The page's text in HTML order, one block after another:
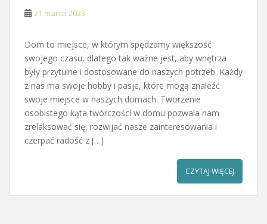
21 marca 2023
Dom to miejsce, w którym spędzamy większość
swojego czasu, dlatego tak ważne jest, aby wnętrza
były przytulne i dostosowane do naszych potrzeb. Każdy
z nas ma swoje hobby i pasje, które mogą znaleźć
swoje miejsce w naszych domach. Tworzenie
osobistego kąta twórczości w domu pozwala nam
zrelaksować się, rozwijać nasze zainteresowania i
czerpać radość z […]
CZYTAJ WIĘCEJ